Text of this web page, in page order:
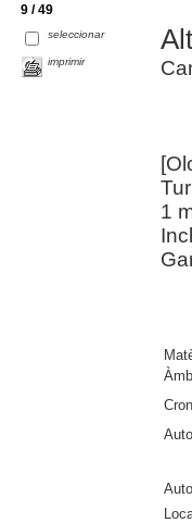
9 / 49
seleccionar
imprimir
1